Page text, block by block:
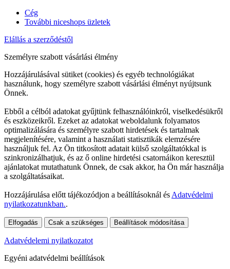
Cég
További niceshops üzletek
Elállás a szerződéstől
Személyre szabott vásárlási élmény
Hozzájárulásával sütiket (cookies) és egyéb technológiákat
használunk, hogy személyre szabott vásárlási élményt nyújtsunk
Önnek.
Ebből a célból adatokat gyűjtünk felhasználóinkról, viselkedésükről
és eszközeikről. Ezeket az adatokat weboldalunk folyamatos
optimalizálására és személyre szabott hirdetések és tartalmak
megjelenítésére, valamint a használati statisztikák elemzésére
használjuk fel. Az Ön titkosított adatait külső szolgáltatókkal is
szinkronizálhatjuk, és az ő online hirdetési csatornáikon keresztül
ajánlatokat mutathatunk Önnek, de csak akkor, ha Ön már használja
a szolgáltatásaikat.
Hozzájárulása előtt tájékozódjon a beállításoknál és Adatvédelmi
nyilatkozatunkban..
Elfogadás Csak a szükséges Beállítások módosítása
Adatvédelemi nyilatkozatot
Egyéni adatvédelmi beállítások